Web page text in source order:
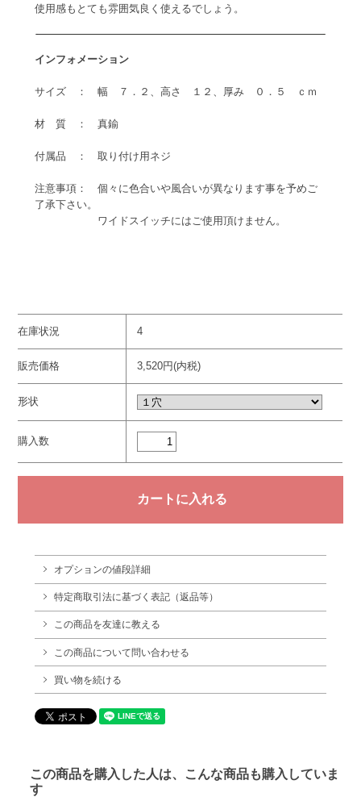
使用感もとても雰囲気良く使えるでしょう。
インフォメーション
サイズ ： 幅 ７．２、高さ １２、厚み ０．５ ｃｍ
材 質 ： 真鍮
付属品 ： 取り付け用ネジ
注意事項： 個々に色合いや風合いが異なります事を予めご
了承下さい。
ワイドスイッチにはご使用頂けません。
在庫状況 4
販売価格 3,520円(内税)
形状
購入数
オプションの値段詳細
特定商取引法に基づく表記（返品等）
この商品を友達に教える
この商品について問い合わせる
買い物を続ける
この商品を購入した人は、こんな商品も購入していま
す